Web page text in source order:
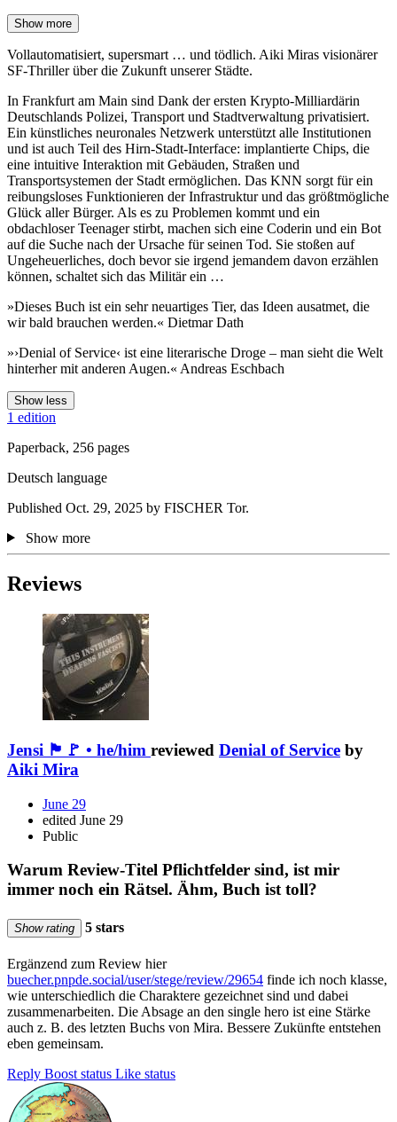
Show more
Vollautomatisiert, supersmart … und tödlich. Aiki Miras visionärer
SF-Thriller über die Zukunft unserer Städte.
In Frankfurt am Main sind Dank der ersten Krypto-Milliardärin
Deutschlands Polizei, Transport und Stadtverwaltung privatisiert.
Ein künstliches neuronales Netzwerk unterstützt alle Institutionen
und ist auch Teil des Hirn-Stadt-Interface: implantierte Chips, die
eine intuitive Interaktion mit Gebäuden, Straßen und
Transportsystemen der Stadt ermöglichen. Das KNN sorgt für ein
reibungsloses Funktionieren der Infrastruktur und das größtmögliche
Glück aller Bürger. Als es zu Problemen kommt und ein
obdachloser Teenager stirbt, machen sich eine Coderin und ein Bot
auf die Suche nach der Ursache für seinen Tod. Sie stoßen auf
Ungeheuerliches, doch bevor sie irgend jemandem davon erzählen
können, schaltet sich das Militär ein …
»Dieses Buch ist ein sehr neuartiges Tier, das Ideen ausatmet, die
wir bald brauchen werden.« Dietmar Dath
»›Denial of Service‹ ist eine literarische Droge – man sieht die Welt
hinterher mit anderen Augen.« Andreas Eschbach
Show less
1 edition
Paperback, 256 pages
Deutsch language
Published Oct. 29, 2025 by FISCHER Tor.
Show more
Reviews
Jensi 🏴🚩 • he/him reviewed Denial of Service by
Aiki Mira
June 29
edited June 29
Public
Warum Review-Titel Pflichtfelder sind, ist mir
immer noch ein Rätsel. Ähm, Buch ist toll?
Show rating 5 stars
Ergänzend zum Review hier
buecher.pnpde.social/user/stege/review/29654 finde ich noch klasse,
wie unterschiedlich die Charaktere gezeichnet sind und dabei
zusammenarbeiten. Die Absage an den single hero ist eine Stärke
auch z. B. des letzten Buchs von Mira. Bessere Zukünfte entstehen
eben gemeinsam.
Reply Boost status Like status